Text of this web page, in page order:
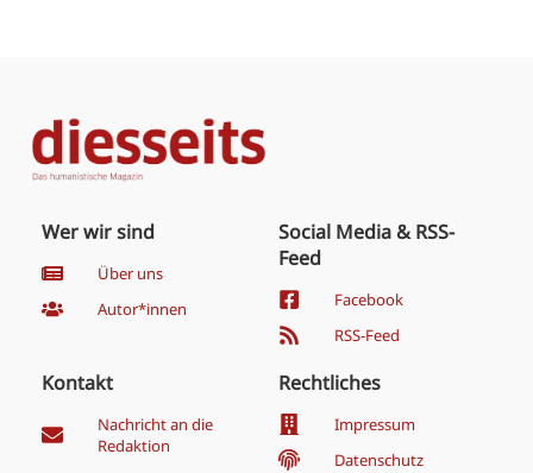
Wer wir sind
Über uns
Autor*innen
Social Media & RSS-
Feed
Facebook
RSS-Feed
Kontakt
Nachricht an die
Redaktion
Rechtliches
Impressum
Datenschutz